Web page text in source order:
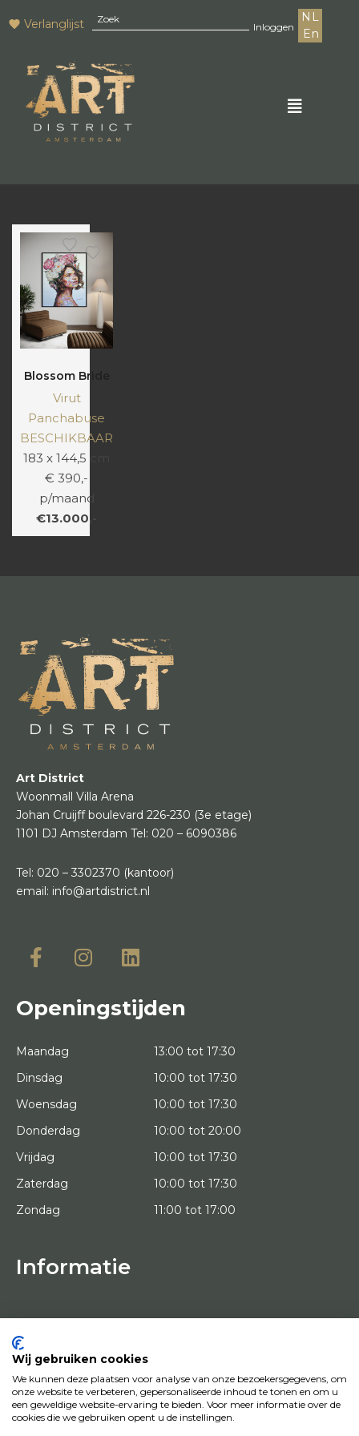
Verlanglijst Inloggen
NL
En
Blossom Bride
Virut
Panchabuse
BESCHIKBAAR
183 x 144,5 cm
€ 390,-
p/maand
€13.000,-
Art District
Woonmall Villa Arena
Johan Cruijff boulevard 226-230 (3e etage)
1101 DJ Amsterdam Tel: 020 – 6090386
Tel: 020 – 3302370 (kantoor)
email: info@artdistrict.nl
Openingstijden
Maandag
13:00 tot 17:30
Dinsdag
10:00 tot 17:30
Woensdag
10:00 tot 17:30
Donderdag
10:00 tot 20:00
Vrijdag
10:00 tot 17:30
Zaterdag
10:00 tot 17:30
Zondag
11:00 tot 17:00
Informatie
HOME
KUNSTENAARS
KUNSTWERKEN
HOE WERKT HET
NEWS
CONTACT
Wij gebruiken cookies
We kunnen deze plaatsen voor analyse van onze bezoekersgegevens, om
onze website te verbeteren, gepersonaliseerde inhoud te tonen en om u
een geweldige website-ervaring te bieden. Voor meer informatie over de
cookies die we gebruiken opent u de instellingen.